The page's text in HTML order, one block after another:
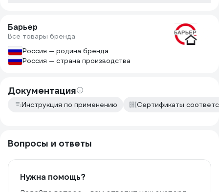
Барьер
Все товары бренда
Россия — родина бренда
Россия — страна производства
Документация
Инструкция по применению Сертификаты
Вопросы и ответы
Нужна помощь?